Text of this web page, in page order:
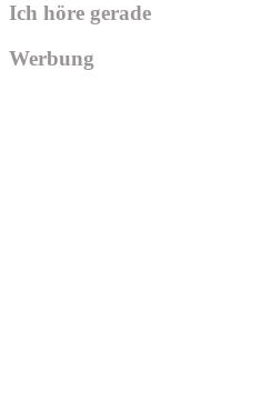
Ich höre gerade
Werbung